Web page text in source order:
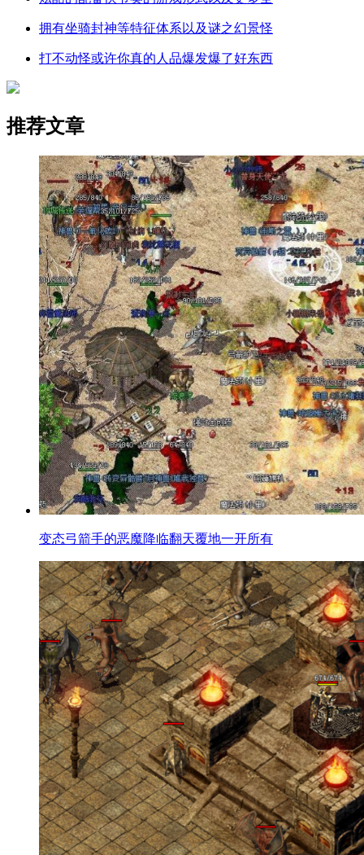
拥有坐骑封神等特征体系以及谜之幻景怪
打不动怪或许你真的人品爆发爆了好东西
推荐文章
变态弓箭手的恶魔降临翻天覆地一开所有